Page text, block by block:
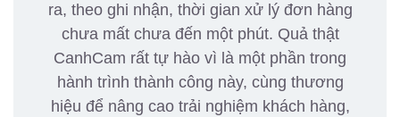
ra, theo ghi nhận, thời gian xử lý đơn hàng
chưa mất chưa đến một phút. Quả thật
CanhCam rất tự hào vì là một phần trong
hành trình thành công này, cùng thương
hiệu để nâng cao trải nghiệm khách hàng,